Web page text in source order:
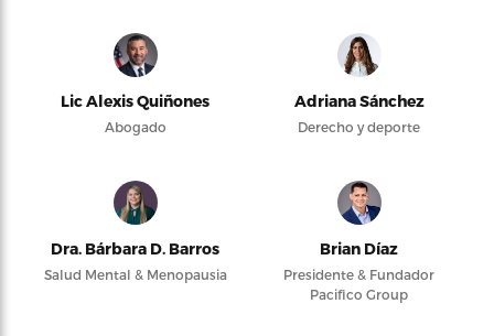
Lic Alexis Quiñones
Abogado
Adriana Sánchez
Derecho y deporte
Dra. Bárbara D. Barros
Salud Mental & Menopausia
Brian Díaz
Presidente & Fundador
Pacifico Group